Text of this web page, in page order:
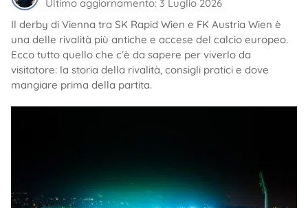
Ultimo aggiornamento: 3 Luglio 2026
Il derby di Vienna tra SK Rapid Wien e FK Austria Wien è
una delle rivalità più antiche e accese del calcio europeo.
Ecco tutto quello che c’è da sapere per viverlo da
visitatore: la storia della rivalità, consigli pratici e dove
mangiare prima della partita.